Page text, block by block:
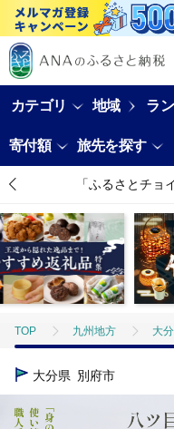
カテゴリ 地域 ラ
寄付額 旅先を探す
「ふるさとチョ
TOP 九州地方 大
TOP
大分県 別府市